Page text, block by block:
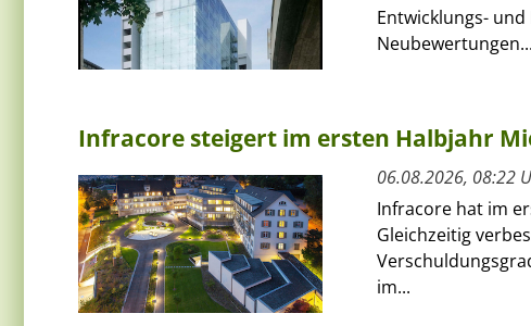
Entwicklungs-
Neubewertungen...
Infracore steigert im ersten Halbjahr
06.08.2026, 08:22
Infracore hat im
Gleichzeitig
im...